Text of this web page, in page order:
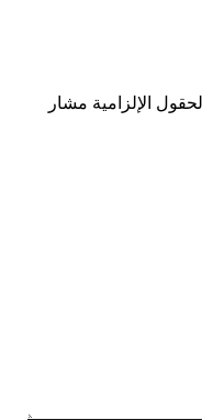
الإلزامية مشار